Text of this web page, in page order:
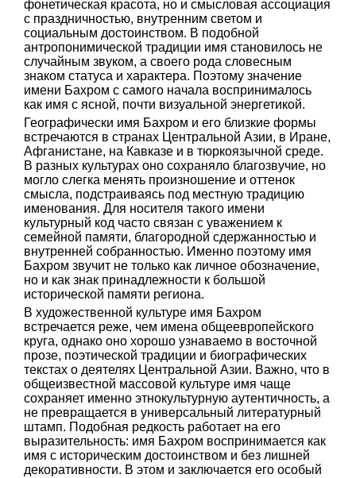
фонетическая красота, но и смысловая ассоциация
с праздничностью, внутренним светом и
социальным достоинством. В подобной
антропонимической традиции имя становилось не
случайным звуком, а своего рода словесным
знаком статуса и характера. Поэтому значение
имени Бахром с самого начала воспринималось
как имя с ясной, почти визуальной энергетикой.
Географически имя Бахром и его близкие формы
встречаются в странах Центральной Азии, в Иране,
Афганистане, на Кавказе и в тюркоязычной среде.
В разных культурах оно сохраняло благозвучие, но
могло слегка менять произношение и оттенок
смысла, подстраиваясь под местную традицию
именования. Для носителя такого имени
культурный код часто связан с уважением к
семейной памяти, благородной сдержанностью и
внутренней собранностью. Именно поэтому имя
Бахром звучит не только как личное обозначение,
но и как знак принадлежности к большой
исторической памяти региона.
В художественной культуре имя Бахром
встречается реже, чем имена общеевропейского
круга, однако оно хорошо узнаваемо в восточной
прозе, поэтической традиции и биографических
текстах о деятелях Центральной Азии. Важно, что в
общеизвестной массовой культуре имя чаще
сохраняет именно этнокультурную аутентичность, а
не превращается в универсальный литературный
штамп. Подобная редкость работает на его
выразительность: имя Бахром воспринимается как
имя с историческим достоинством и без лишней
декоративности. В этом и заключается его особый